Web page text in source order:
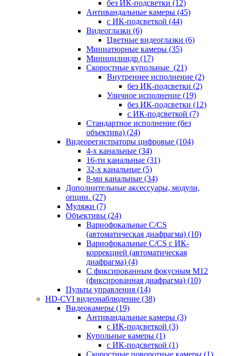
без ИК-подсветки (12)
Антивандальные камеры (45)
с ИК-подсветкой (44)
Видеоглазки (6)
Цветные видеоглазки (6)
Миниатюрные камеры (35)
Миницилиндр (17)
Скоростные купольные (21)
Внутреннее исполнение (2)
без ИК-подсветки (2)
Уличное исполнение (19)
без ИК-подсветки (12)
с ИК-подсветкой (7)
Стандартное исполнение (без
объектива) (24)
Видеорегистраторы цифровые (104)
4-х канальные (34)
16-ти канальные (31)
32-х канальные (5)
8-ми канальные (34)
Дополнительные аксессуары, модули,
опции. (27)
Муляжи (7)
Объективы (24)
Вариофокальные C/CS
(автоматическая диафрагма) (10)
Вариофокальные C/CS с ИК-
коррекцией (автоматическая
диафрагма) (4)
С фиксированным фокусным М12
(фиксированная диафрагма) (10)
Пульты управления (14)
HD-CVI видеонаблюдение (38)
Видеокамеры (19)
Антивандальные камеры (3)
с ИК-подсветкой (3)
Купольные камеры (1)
с ИК-подсветкой (1)
Скоростные поворотные камеры (1)